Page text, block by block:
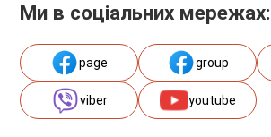
Ми в соціальних мережах:
page group
viber youtube